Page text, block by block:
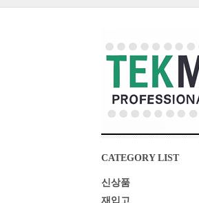
CATEGORY LIST
신상품
재입고